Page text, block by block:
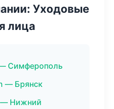
Уходовые
лица
Симферополь
— Брянск
— Нижний